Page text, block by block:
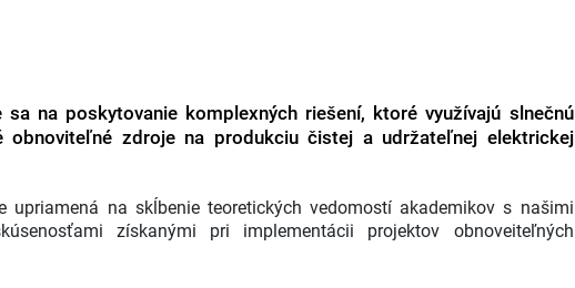
sa na poskytovanie komplexných riešení, ktoré využívajú slnečnú
obnoviteľné zdroje na produkciu čistej a udržateľnej elektrickej
upriamená na skĺbenie teoretických vedomostí akademikov s našimi
získanými pri implementácii projektov obnoveiteľných